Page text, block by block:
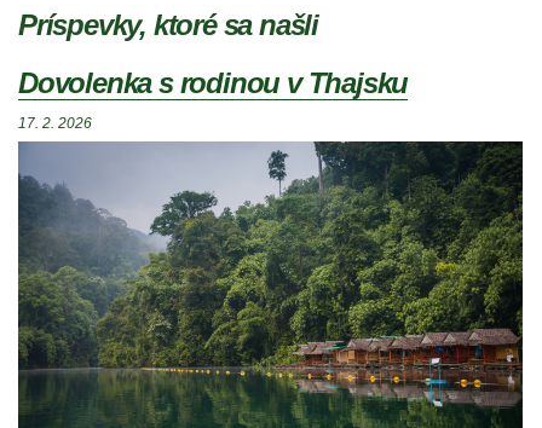
Príspevky, ktoré sa našli
Dovolenka s rodinou v Thajsku
17. 2. 2026